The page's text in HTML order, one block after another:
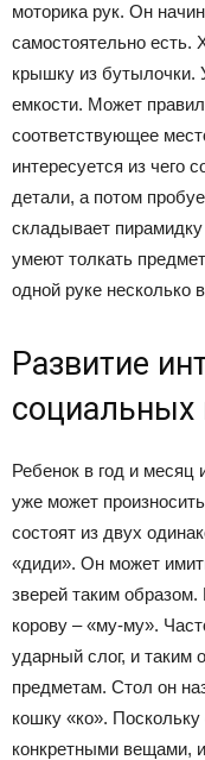
моторика рук. Он
самостоятельно есть.
крышку из бутылочки.
емкости. Может
соответствующее
интересуется из чего
детали, а потом
складывает
умеют толкать
одной руке несколько
Развитие
социальных
Ребенок в год и месяц
уже может
состоят из двух
«диди». Он может
зверей таким
корову – «му-му».
ударный слог, и таким
предметам. Стол он
кошку «ко». Поскольку
конкретными вещами,